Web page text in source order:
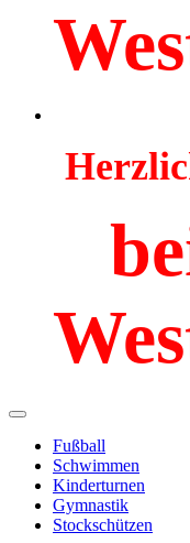
Fußball
Schwimmen
Kinderturnen
Gymnastik
Stockschützen